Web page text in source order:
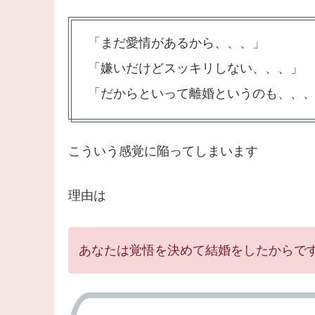
「まだ愛情があるから、、、」
「嫌いだけどスッキリしない、、、」
「だからといって離婚というのも、、
こういう感覚に陥ってしまいます
理由は
あなたは覚悟を決めて結婚をしたからで